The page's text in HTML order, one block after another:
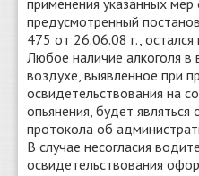
предусмотренный
475 от 26.06.08 г.,
Любое наличие алкоголя
воздухе, выявленное при
освидетельствования на
опьянения, будет
протокола об
В случае несогласия
освидетельствования